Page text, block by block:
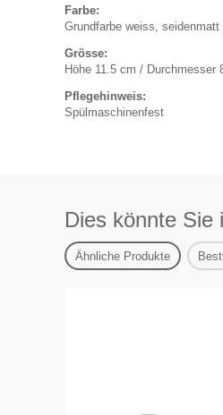
Farbe:
Grundfarbe weiss,
Grösse:
Höhe 11.5 cm / Durchmesser
Pflegehinweis:
Spülmaschinenfest
Dies könnte Sie
Ähnliche Produkte